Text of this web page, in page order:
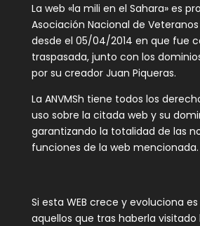
La web «la mili en el Sahara» es
Asociación Nacional de Veteranos
desde el 05/04/2014 en que fue
traspasada, junto con los
por su creador Juan Piqueras.
La ANVMSh tiene todos los
uso sobre la citada web y su
garantizando la totalidad de las
funciones de la web mencionada.
Si esta WEB crece y evoluciona
aquellos que tras haberla